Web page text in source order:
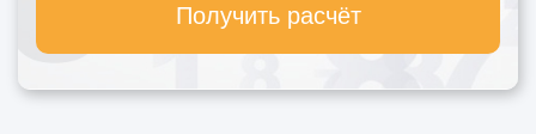
Получить расчёт